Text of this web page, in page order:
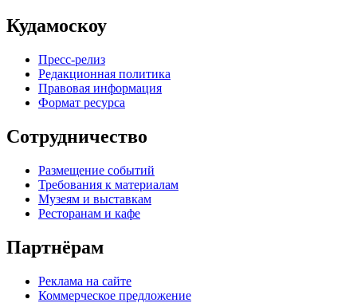
Кудамоскоу
Пресс-релиз
Редакционная политика
Правовая информация
Формат ресурса
Сотрудничество
Размещение событий
Требования к материалам
Музеям и выставкам
Ресторанам и кафе
Партнёрам
Реклама на сайте
Коммерческое предложение